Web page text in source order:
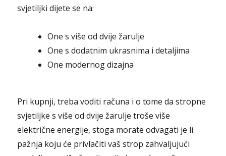
svjetiljki dijete se na:
One s više od dvije žarulje
One s dodatnim ukrasnima i detaljima
One modernog dizajna
Pri kupnji, treba voditi računa i o tome da stropne
svjetiljke s više od dvije žarulje troše više
električne energije, stoga morate odvagati je li
pažnja koju će privlačiti vaš strop zahvaljujući